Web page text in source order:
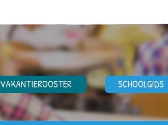
VAKANTIEROOSTER SCHOOLGIDS